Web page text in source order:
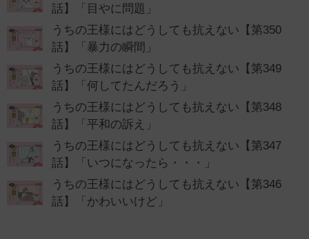
話】「目やに問題」
うちの王様にはどうしても抗えない【第350
話】「暴力の瞬間」
うちの王様にはどうしても抗えない【第349
話】「何してたんだろう」
うちの王様にはどうしても抗えない【第348
話】「平和の訴え」
うちの王様にはどうしても抗えない【第347
話】「いつになったら・・・」
うちの王様にはどうしても抗えない【第346
話】「かわいいけど」